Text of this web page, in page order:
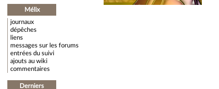
Mélix
journaux
dépêches
liens
messages sur les forums
entrées du suivi
ajouts au wiki
commentaires
Derniers